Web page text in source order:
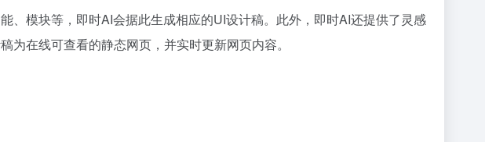
、模块等，即时AI会据此生成相应的UI设计稿。此外，即时AI还提供了灵感
在线可查看的静态网页，并实时更新网页内容。